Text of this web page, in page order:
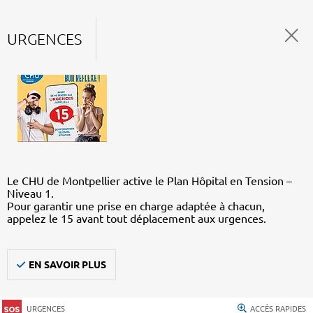
URGENCES
Le CHU de Montpellier active le Plan Hôpital en Tension –
Niveau 1.
Pour garantir une prise en charge adaptée à chacun,
appelez le 15 avant tout déplacement aux urgences.
EN SAVOIR PLUS
URGENCES ACCÈS RAPIDES